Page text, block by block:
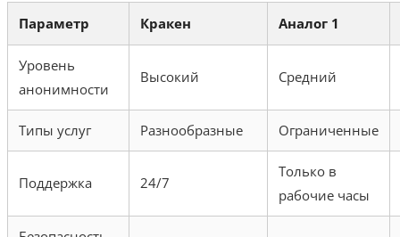
Параметр Кракен Аналог 1
Уровень
анонимности
Высокий Средний
Типы услуг Разнообразные Ограниченные
Поддержка 24/7
Только в
рабочие часы